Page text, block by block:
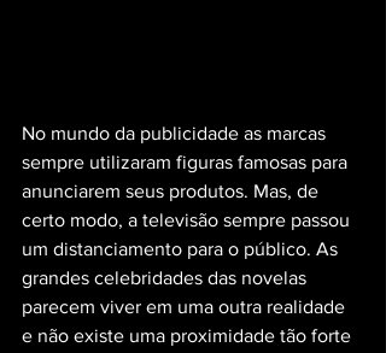
No mundo da publicidade as marcas
sempre utilizaram figuras famosas para
anunciarem seus produtos. Mas, de
certo modo, a televisão sempre passou
um distanciamento para o público. As
grandes celebridades das novelas
parecem viver em uma outra realidade
e não existe uma proximidade tão forte